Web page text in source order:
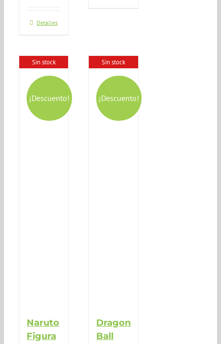
Detalles
Sin stock
¡Descuento!
Naruto
Figura
Sin stock
¡Descuento!
Dragon
Ball